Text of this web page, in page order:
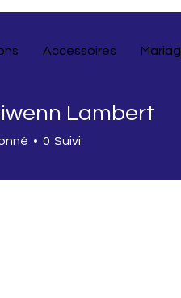
Accessoires
Lambert
0 Suivi